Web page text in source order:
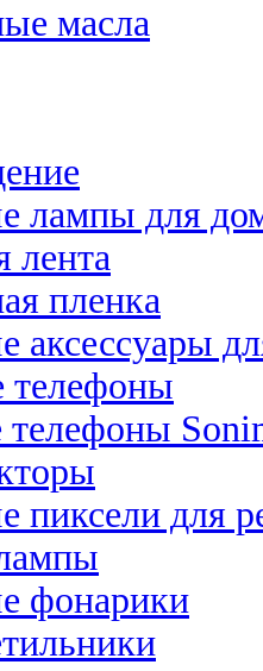
масла
лампы для
лента
пленка
аксессуары
телефоны
пиксели для
фонарики